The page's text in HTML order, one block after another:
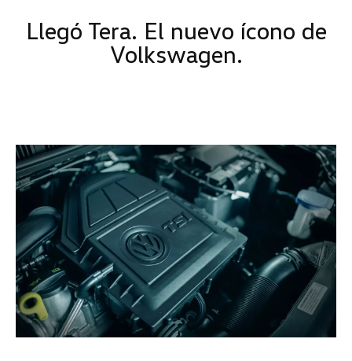
Llegó Tera. El nuevo ícono de
Volkswagen.